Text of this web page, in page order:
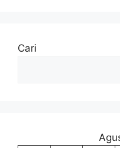
Cari